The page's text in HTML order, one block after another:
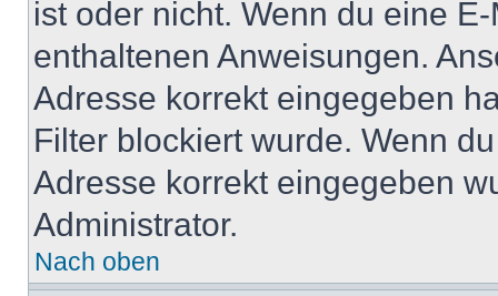
ist oder nicht. Wenn du eine
enthaltenen Anweisungen.
Adresse korrekt eingegeben
Filter blockiert wurde. Wenn
Adresse korrekt eingegeben
Administrator.
Nach oben